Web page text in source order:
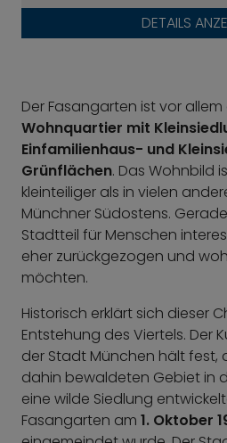
DETAILS
Der Fasangarten ist vor allem
Wohnquartier mit
Einfamilienhaus- und
Grünflächen. Das Wohnbild
kleinteiliger als in vielen
Münchner Südostens.
Stadtteil für Menschen
eher zurückgezogen und
möchten.
Historisch erklärt sich dieser
Entstehung des Viertels. Der
der Stadt München hält fest,
dahin bewaldeten Gebiet in
eine wilde Siedlung
Fasangarten am 1. Oktober